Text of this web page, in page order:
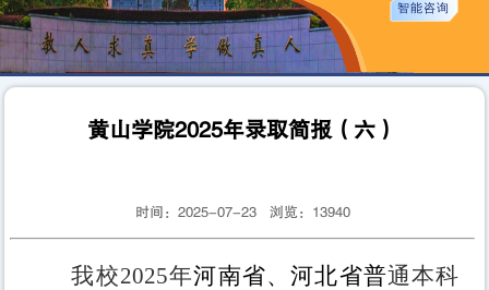
黄山学院2025年录取简报（六）
时间：2025-07-23 浏览： 13940
我校2025年河南省、河北省普通本科
智能咨询